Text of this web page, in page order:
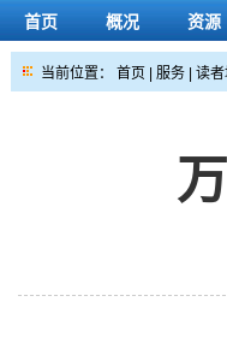
首页 概况 资源
当前位置： 首页 服务 读者